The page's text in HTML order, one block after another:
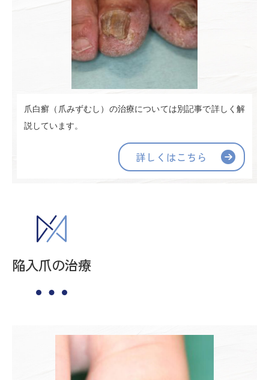
爪白癬（爪みずむし）の治療については別記事で詳しく解
説しています。
詳しくはこちら
陥入爪の治療